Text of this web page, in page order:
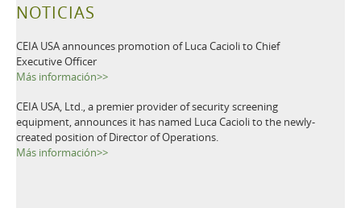
NOTICIAS
CEIA USA announces promotion of Luca Cacioli to Chief
Executive Officer
Más información>>
CEIA USA, Ltd., a premier provider of security screening
equipment, announces it has named Luca Cacioli to the newly-
created position of Director of Operations.
Más información>>